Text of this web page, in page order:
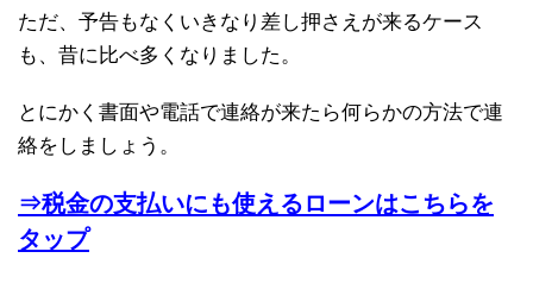
ただ、予告もなくいきなり差し押さえが来るケース
も、昔に比べ多くなりました。
とにかく書面や電話で連絡が来たら何らかの方法で連
絡をしましょう。
⇒税金の支払いにも使えるローンはこちらを
タップ